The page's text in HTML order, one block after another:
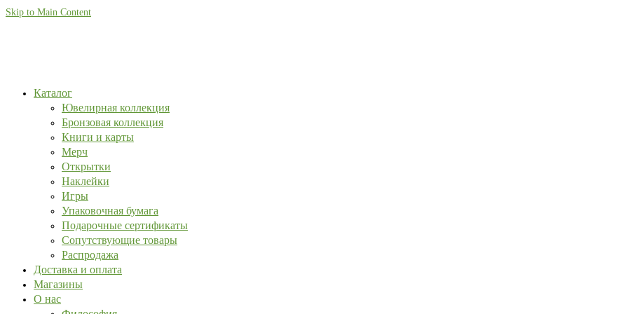
Skip to Main Content
Каталог
Ювелирная коллекция
Бронзовая коллекция
Книги и карты
Мерч
Открытки
Наклейки
Игры
Упаковочная бумага
Подарочные сертификаты
Сопутствующие товары
Распродажа
Доставка и оплата
Магазины
О нас